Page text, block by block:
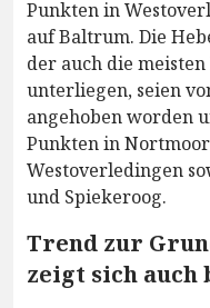
Punkten in
auf Baltrum. Die
der auch die
unterliegen, seien
angehoben worden
Punkten in
Westoverledingen
und Spiekeroog.
Trend zur
zeigt sich auch